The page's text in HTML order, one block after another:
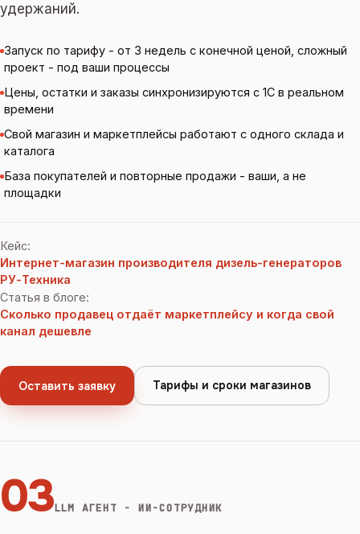
удержаний.
Запуск по тарифу - от 3 недель с конечной ценой, сложный
проект - под ваши процессы
Цены, остатки и заказы синхронизируются с 1С в реальном
времени
Свой магазин и маркетплейсы работают с одного склада и
каталога
База покупателей и повторные продажи - ваши, а не
площадки
Кейс:
Интернет-магазин производителя дизель-генераторов
РУ-Техника
Статья в блоге:
Сколько продавец отдаёт маркетплейсу и когда свой
канал дешевле
Оставить заявку Тарифы и сроки магазинов
03LLM АГЕНТ - ИИ-СОТРУДНИК